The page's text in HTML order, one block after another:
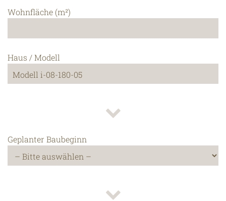
Wohnfläche (m²)
Haus / Modell
Geplanter Baubeginn